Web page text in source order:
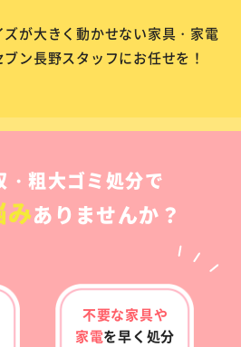
ズが大きく動かせない家具・家電
ブン長野スタッフにお任せを！
・粗大ゴミ処分で
みありませんか？
不要な家具や
家電を早く 処分